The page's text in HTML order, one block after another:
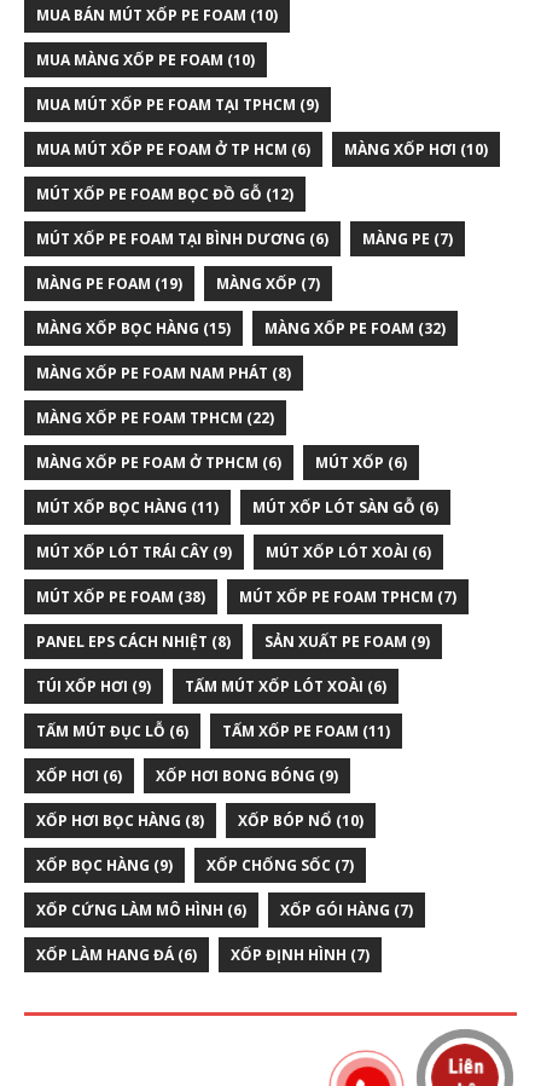
MUA BÁN MÚT XỐP PE FOAM (10)
MUA MÀNG XỐP PE FOAM (10)
MUA MÚT XỐP PE FOAM TẠI TPHCM (9)
MUA MÚT XỐP PE FOAM Ở TP HCM (6) MÀNG XỐP HƠI (10)
MÚT XỐP PE FOAM BỌC ĐỒ GỖ (12)
MÚT XỐP PE FOAM TẠI BÌNH DƯƠNG (6) MÀNG PE (7)
MÀNG PE FOAM (19) MÀNG XỐP (7)
MÀNG XỐP BỌC HÀNG (15) MÀNG XỐP PE FOAM (32)
MÀNG XỐP PE FOAM NAM PHÁT (8)
MÀNG XỐP PE FOAM TPHCM (22)
MÀNG XỐP PE FOAM Ở TPHCM (6) MÚT XỐP (6)
MÚT XỐP BỌC HÀNG (11) MÚT XỐP LÓT SÀN GỖ (6)
MÚT XỐP LÓT TRÁI CÂY (9) MÚT XỐP LÓT XOÀI (6)
MÚT XỐP PE FOAM (38) MÚT XỐP PE FOAM TPHCM (7)
PANEL EPS CÁCH NHIỆT (8) SẢN XUẤT PE FOAM (9)
TÚI XỐP HƠI (9) TẤM MÚT XỐP LÓT XOÀI (6)
TẤM MÚT ĐỤC LỖ (6) TẤM XỐP PE FOAM (11)
XỐP HƠI (6) XỐP HƠI BONG BÓNG (9)
XỐP HƠI BỌC HÀNG (8) XỐP BÓP NỔ (10)
XỐP BỌC HÀNG (9) XỐP CHỐNG SỐC (7)
XỐP CỨNG LÀM MÔ HÌNH (6) XỐP GÓI HÀNG (7)
XỐP LÀM HANG ĐÁ(6) XỐP ĐỊNH HÌNH (7)